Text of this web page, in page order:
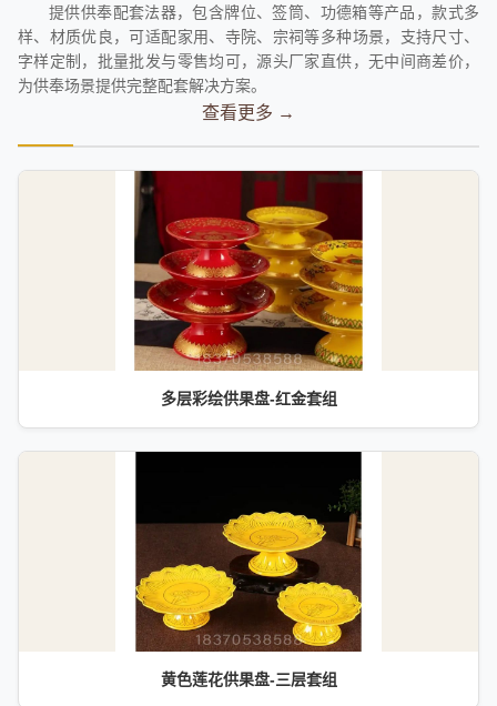
提供供奉配套法器，包含牌位、签筒、功德箱等产品，款式多
样、材质优良，可适配家用、寺院、宗祠等多种场景，支持尺寸、
字样定制，批量批发与零售均可，源头厂家直供，无中间商差价，
为供奉场景提供完整配套解决方案。
查看更多 →
多层彩绘供果盘-红金套组
黄色莲花供果盘-三层套组